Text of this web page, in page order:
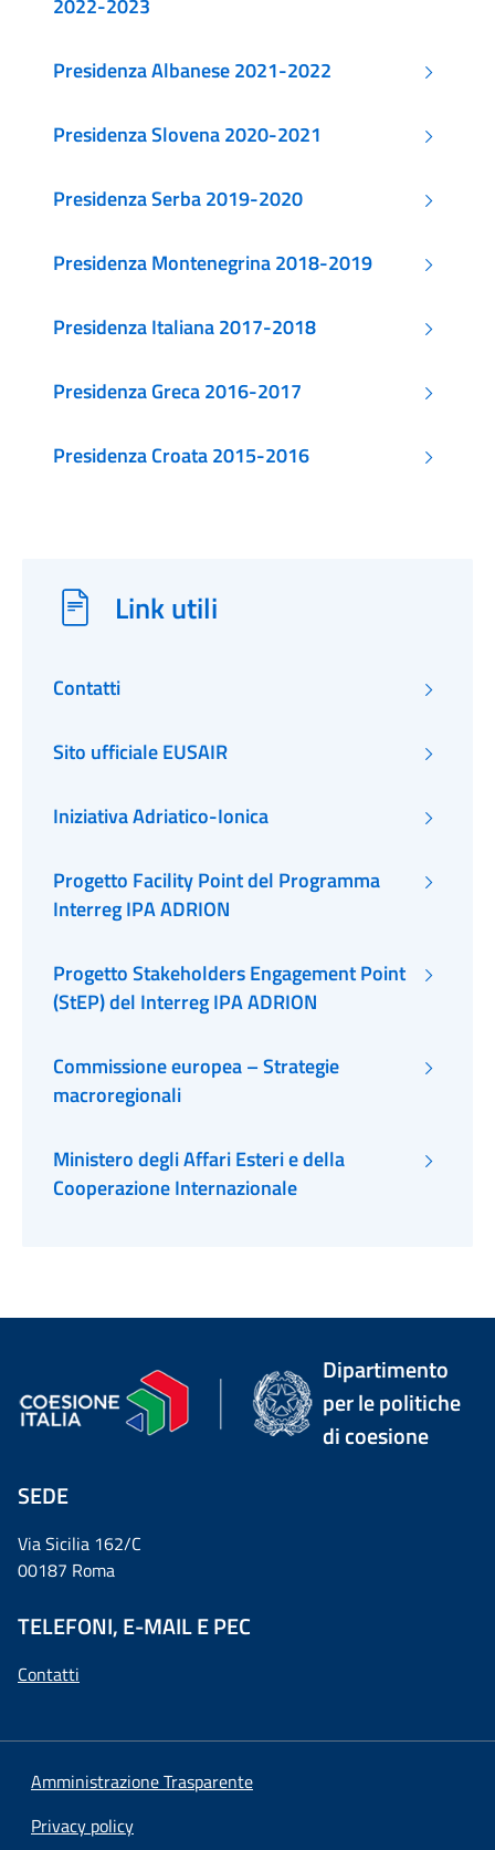
2022-2023
Presidenza Albanese 2021-2022
Presidenza Slovena 2020-2021
Presidenza Serba 2019-2020
Presidenza Montenegrina 2018-2019
Presidenza Italiana 2017-2018
Presidenza Greca 2016-2017
Presidenza Croata 2015-2016
Link utili
Contatti
Sito ufficiale EUSAIR
Iniziativa Adriatico-Ionica
Progetto Facility Point del Programma
Interreg IPA ADRION
Progetto Stakeholders Engagement Point
(StEP) del Interreg IPA ADRION
Commissione europea – Strategie
macroregionali
Ministero degli Affari Esteri e della
Cooperazione Internazionale
Dipartimento
per le politiche
di coesione
SEDE
Via Sicilia 162/C
00187 Roma
TELEFONI, E-MAIL E PEC
Contatti
Amministrazione Trasparente
Privacy policy